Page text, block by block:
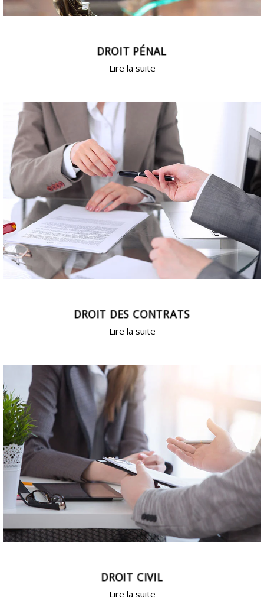
DROIT PÉNAL
Lire la suite
DROIT DES CONTRATS
Lire la suite
DROIT CIVIL
Lire la suite